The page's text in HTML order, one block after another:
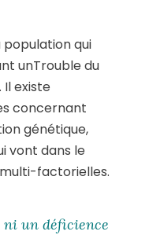
population qui
unTrouble du
Il existe
concernant
génétique,
vont dans le
multi-factorielles.
ni un déficience